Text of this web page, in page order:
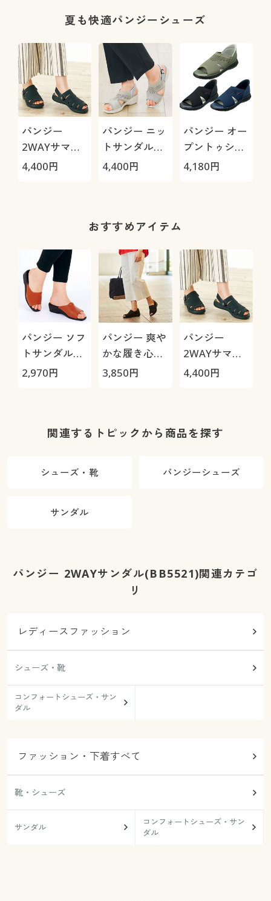
夏も快適パンジーシューズ
パンジー
2WAYサマー
サンダル
4,400円
パンジー ニッ
トサンダル
(BB5957)
4,400円
パンジー オー
プントゥシュ
ーズ(4447)
4,180円
おすすめアイテム
パンジー ソフ
トサンダル
(6810)/日本製
2,970円
パンジー 爽や
かな履き心地
のサマーシュ
3,850円
パンジー
2WAYサマー
サンダル
4,400円
関連するトピックから商品を探す
シューズ・靴 パンジーシューズ
サンダル
パンジー 2WAYサンダル(BB5521)関連カテゴ
リ
レディースファッション
シューズ・靴
コンフォートシューズ・サン
ダル
ファッション・下着すべて
靴・シューズ
サンダル
コンフォートシューズ・サン
ダル